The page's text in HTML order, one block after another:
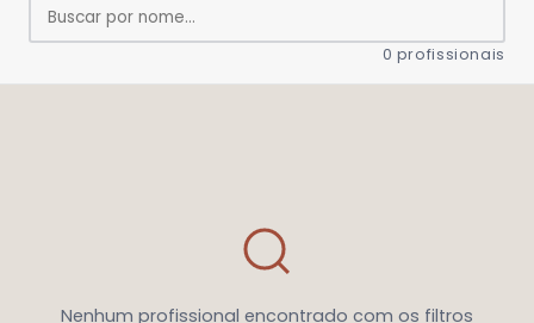
0 profissionais
Nenhum profissional encontrado com os filtros